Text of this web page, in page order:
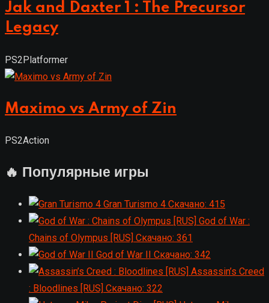
Jak and Daxter 1 : The Precursor
Legacy
PS2Platformer
Maximo vs Army of Zin
PS2Action
🔥 Популярные игры
Gran Turismo 4 Скачано: 415
God of War :
Chains of Olympus [RUS] Скачано: 361
God of War II
Скачано: 342
Assassin’s Creed
: Bloodlines [RUS] Скачано: 322